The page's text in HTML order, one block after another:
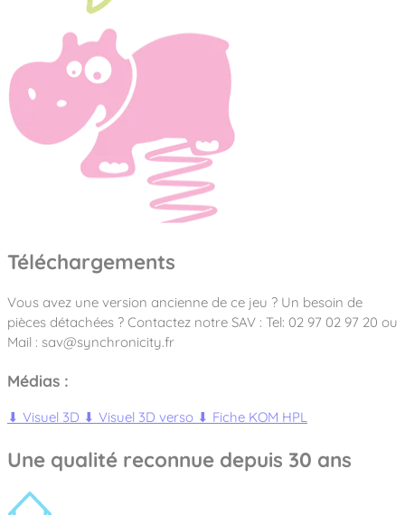
Téléchargements
Vous avez une version ancienne de ce jeu ? Un besoin de
pièces détachées ? Contactez notre SAV : Tel: 02 97 02 97 20 ou
Mail : sav@synchronicity.fr
Médias :
⬇ Visuel 3D ⬇ Visuel 3D verso ⬇ Fiche KOM HPL
Une qualité reconnue depuis 30 ans